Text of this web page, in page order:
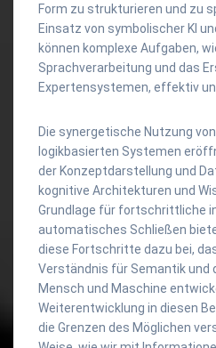
Form zu strukturieren und zu
Einsatz von symbolischer KI
können komplexe Aufgaben,
Sprachverarbeitung und das
Expertensystemen, effektiv
Die synergetische Nutzung
logikbasierten Systemen
der Konzeptdarstellung und
kognitive Architekturen und
Grundlage für fortschrittliche
automatisches Schließen
diese Fortschritte dazu bei,
Verständnis für Semantik und
Mensch und Maschine
Weiterentwicklung in diesen
die Grenzen des Möglichen